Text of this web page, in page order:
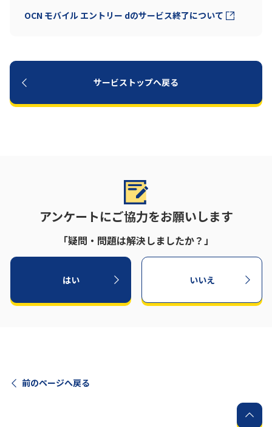
OCN サービス一覧
OCN モバイル エントリー dのサービス終了について
サービストップへ戻る
アンケートにご協力をお願いします
「疑問・問題は解決しましたか？」
はい いいえ
前のページへ戻る